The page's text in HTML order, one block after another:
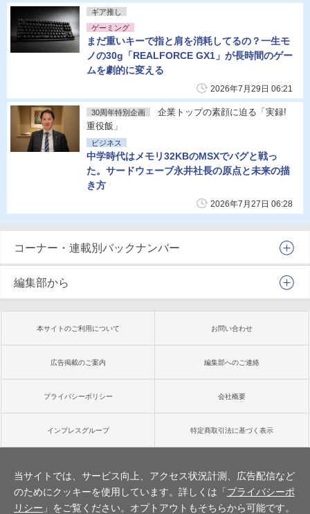
ギア推し
ゲーミング
まだ重いキーで指と肩を消耗してるの？一生モ
ノの30g「REALFORCE GX1」が長時間のゲー
ムを劇的に変える
2026年7月29日 06:21
30周年特別企画
企業トップの素顔に迫る「実録!
重役飯」
ビジネス
中学時代はメモリ32KBのMSXでバグと戦っ
た。サードウェーブ永井社長の原点と未来の描
き方
2026年7月27日 06:28
コーナー・連載別バックナンバー
編集部から
本サイトのご利用について お問い合わせ
広告掲載のご案内 編集部へのご連絡
プライバシーポリシー 会社概要
インプレスグループ 特定商取引法に基づく表示
PC版で見る
Copyright © 2026 Impress Corporation. All rights reserved.
当サイトでは、サービス向上、アクセス状況計測、広告配信など
のためにクッキーを使用しています。詳しくは「 プライバシーポ
リシー 」をご覧ください。オプトアウトもそちらから可能です。